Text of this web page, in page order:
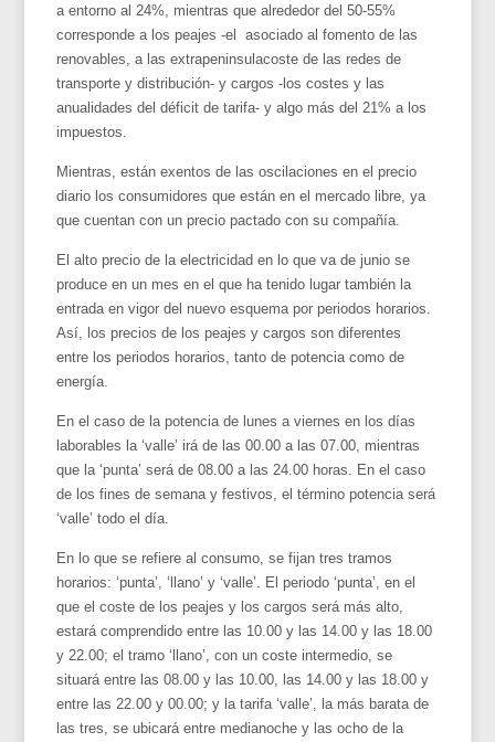
a entorno al 24%, mientras que alrededor del 50-55%
corresponde a los peajes -el asociado al fomento de las
renovables, a las extrapeninsulacoste de las redes de
transporte y distribución- y cargos -los costes y las
anualidades del déficit de tarifa- y algo más del 21% a los
impuestos.
Mientras, están exentos de las oscilaciones en el precio
diario los consumidores que están en el mercado libre, ya
que cuentan con un precio pactado con su compañía.
El alto precio de la electricidad en lo que va de junio se
produce en un mes en el que ha tenido lugar también la
entrada en vigor del nuevo esquema por periodos horarios.
Así, los precios de los peajes y cargos son diferentes
entre los periodos horarios, tanto de potencia como de
energía.
En el caso de la potencia de lunes a viernes en los días
laborables la ‘valle’ irá de las 00.00 a las 07.00, mientras
que la ‘punta’ será de 08.00 a las 24.00 horas. En el caso
de los fines de semana y festivos, el término potencia será
‘valle’ todo el día.
En lo que se refiere al consumo, se fijan tres tramos
horarios: ‘punta’, ‘llano’ y ‘valle’. El periodo ‘punta’, en el
que el coste de los peajes y los cargos será más alto,
estará comprendido entre las 10.00 y las 14.00 y las 18.00
y 22.00; el tramo ‘llano’, con un coste intermedio, se
situará entre las 08.00 y las 10.00, las 14.00 y las 18.00 y
entre las 22.00 y 00.00; y la tarifa ‘valle’, la más barata de
las tres, se ubicará entre medianoche y las ocho de la